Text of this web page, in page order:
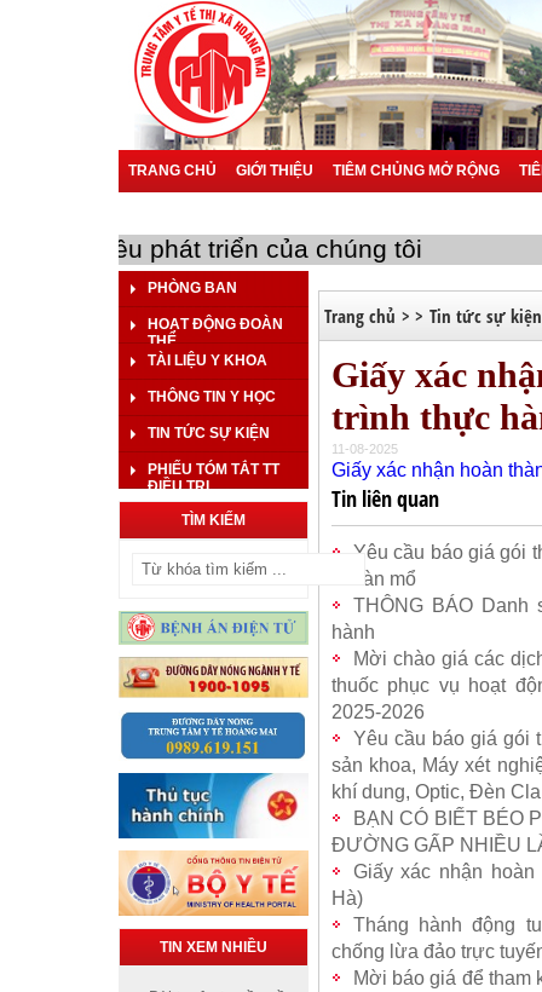
TRANG CHỦ GIỚI THIỆU TIÊM CHỦNG MỞ RỘNG
là mục tiêu phát triển của chúng tôi
PHÒNG BAN
HOẠT ĐỘNG ĐOÀN
THỂ
TÀI LIỆU Y KHOA
THÔNG TIN Y HỌC
TIN TỨC SỰ KIỆN
PHIẾU TÓM TẮT TT
ĐIỀU TRỊ
TÌM KIẾM
TIN XEM NHIỀU
Trang chủ > > Tin tức sự kiện
Giấy xác
trình thực
11-08-2025
Giấy xác nhận hoàn
Tin liên quan
Yêu cầu báo giá gói
tế bàn mổ
THÔNG BÁO
hành
Mời chào giá các
thuốc phục vụ hoạt
2025-2026
Yêu cầu báo giá gói
sản khoa, Máy xét
khí dung, Optic, Đèn
BẠN CÓ BIẾT BÉO
ĐƯỜNG GẤP NHIỀU
Giấy xác nhận
Hà)
Tháng hành động
chống lừa đảo trực
Mời báo giá để tham